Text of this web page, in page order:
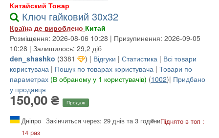
Китайский Товар
Ключ гайковий 30х32
Країна де вироблено Китай
Розміщення: 2026-08-06 10:28 | Призупинення: 2026-09-05
10:28 | Залишилось: 29,2 діб
den_shashko (3381 ) | Відгуки | Статистика | Всі товари
користувача | Пошук по товарах користувача | Товари по
параметрах (В обраному у 1 користувачів) (1002)| Придбано
у продавця
150,00 ₴ Продаж
Дніпро Закінчиться через: 29 днів та 3 годиниПіднято в топ :
14 раз